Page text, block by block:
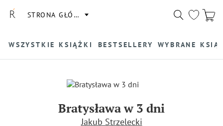
STRONA GŁÓWNA
WSZYSTKIE KSIĄŻKI BESTSELLERY WYBRANE
Bratysława w 3 dni
Jakub Strzelecki